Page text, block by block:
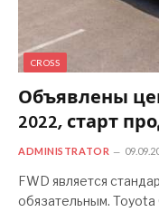
CROSS
Объявлены
2022, старт
ADMINISTRATOR
FWD является
обязательным.